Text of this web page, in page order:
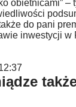
obietnicami” –
do pani
inwestycji w